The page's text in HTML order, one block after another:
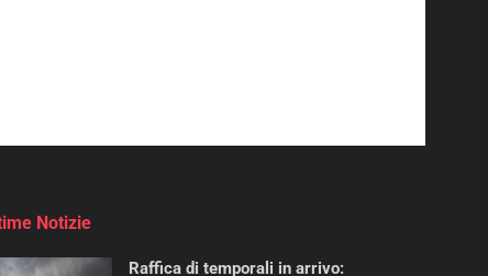
Notizie
Raffica di temporali in arrivo: